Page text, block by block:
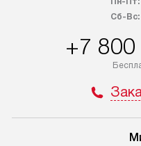
Сб-Вс:
+7